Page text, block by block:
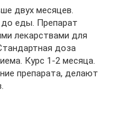
двух месяцев.
еды. Препарат
лекарствами для
доза
Курс 1-2 месяца.
препарата, делают